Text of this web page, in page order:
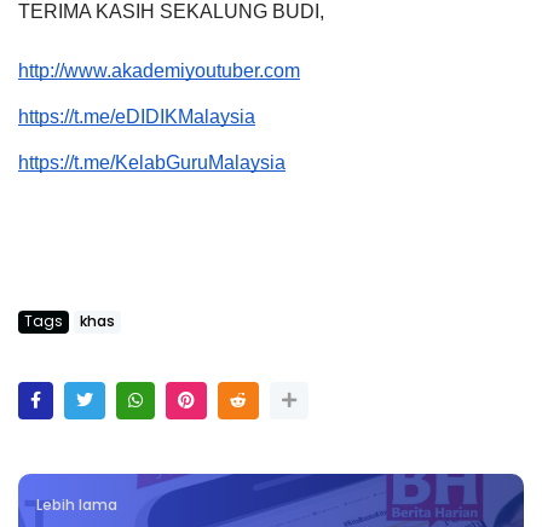
TERIMA KASIH SEKALUNG BUDI,
http://www.akademiyoutuber.com
https://t.me/eDIDIKMalaysia
https://t.me/KelabGuruMalaysia
Tags khas
Lebih lama